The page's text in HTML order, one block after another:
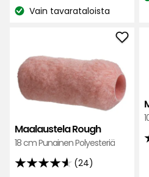
perusteella
KatsoVain tavarataloista
Maalaustela Rough
18 cm Punainen Polyesteriä
(24)
4.6
Lisää